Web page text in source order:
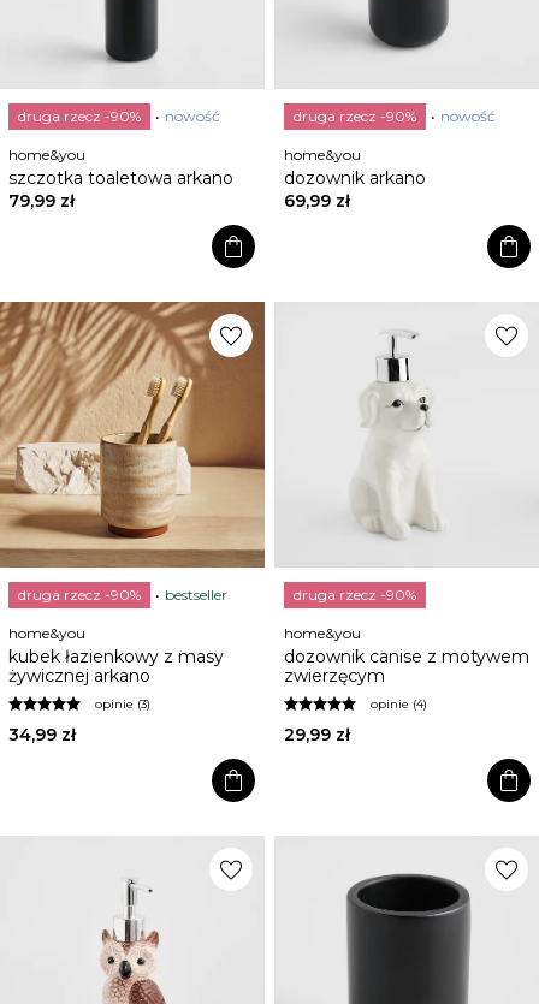
druga rzecz -90% nowość
home&you
szczotka toaletowa arkano
79,99 zł
shopping_bag
druga rzecz -90% nowość
home&you
dozownik arkano
69,99 zł
shopping_bag
favorite
druga rzecz -90% bestseller
home&you
kubek łazienkowy z masy
żywicznej arkano
opinie (3)
34,99 zł
shopping_bag
favorite
druga rzecz -90%
home&you
dozownik canise z motywem
zwierzęcym
opinie (4)
29,99 zł
shopping_bag
favorite favorite